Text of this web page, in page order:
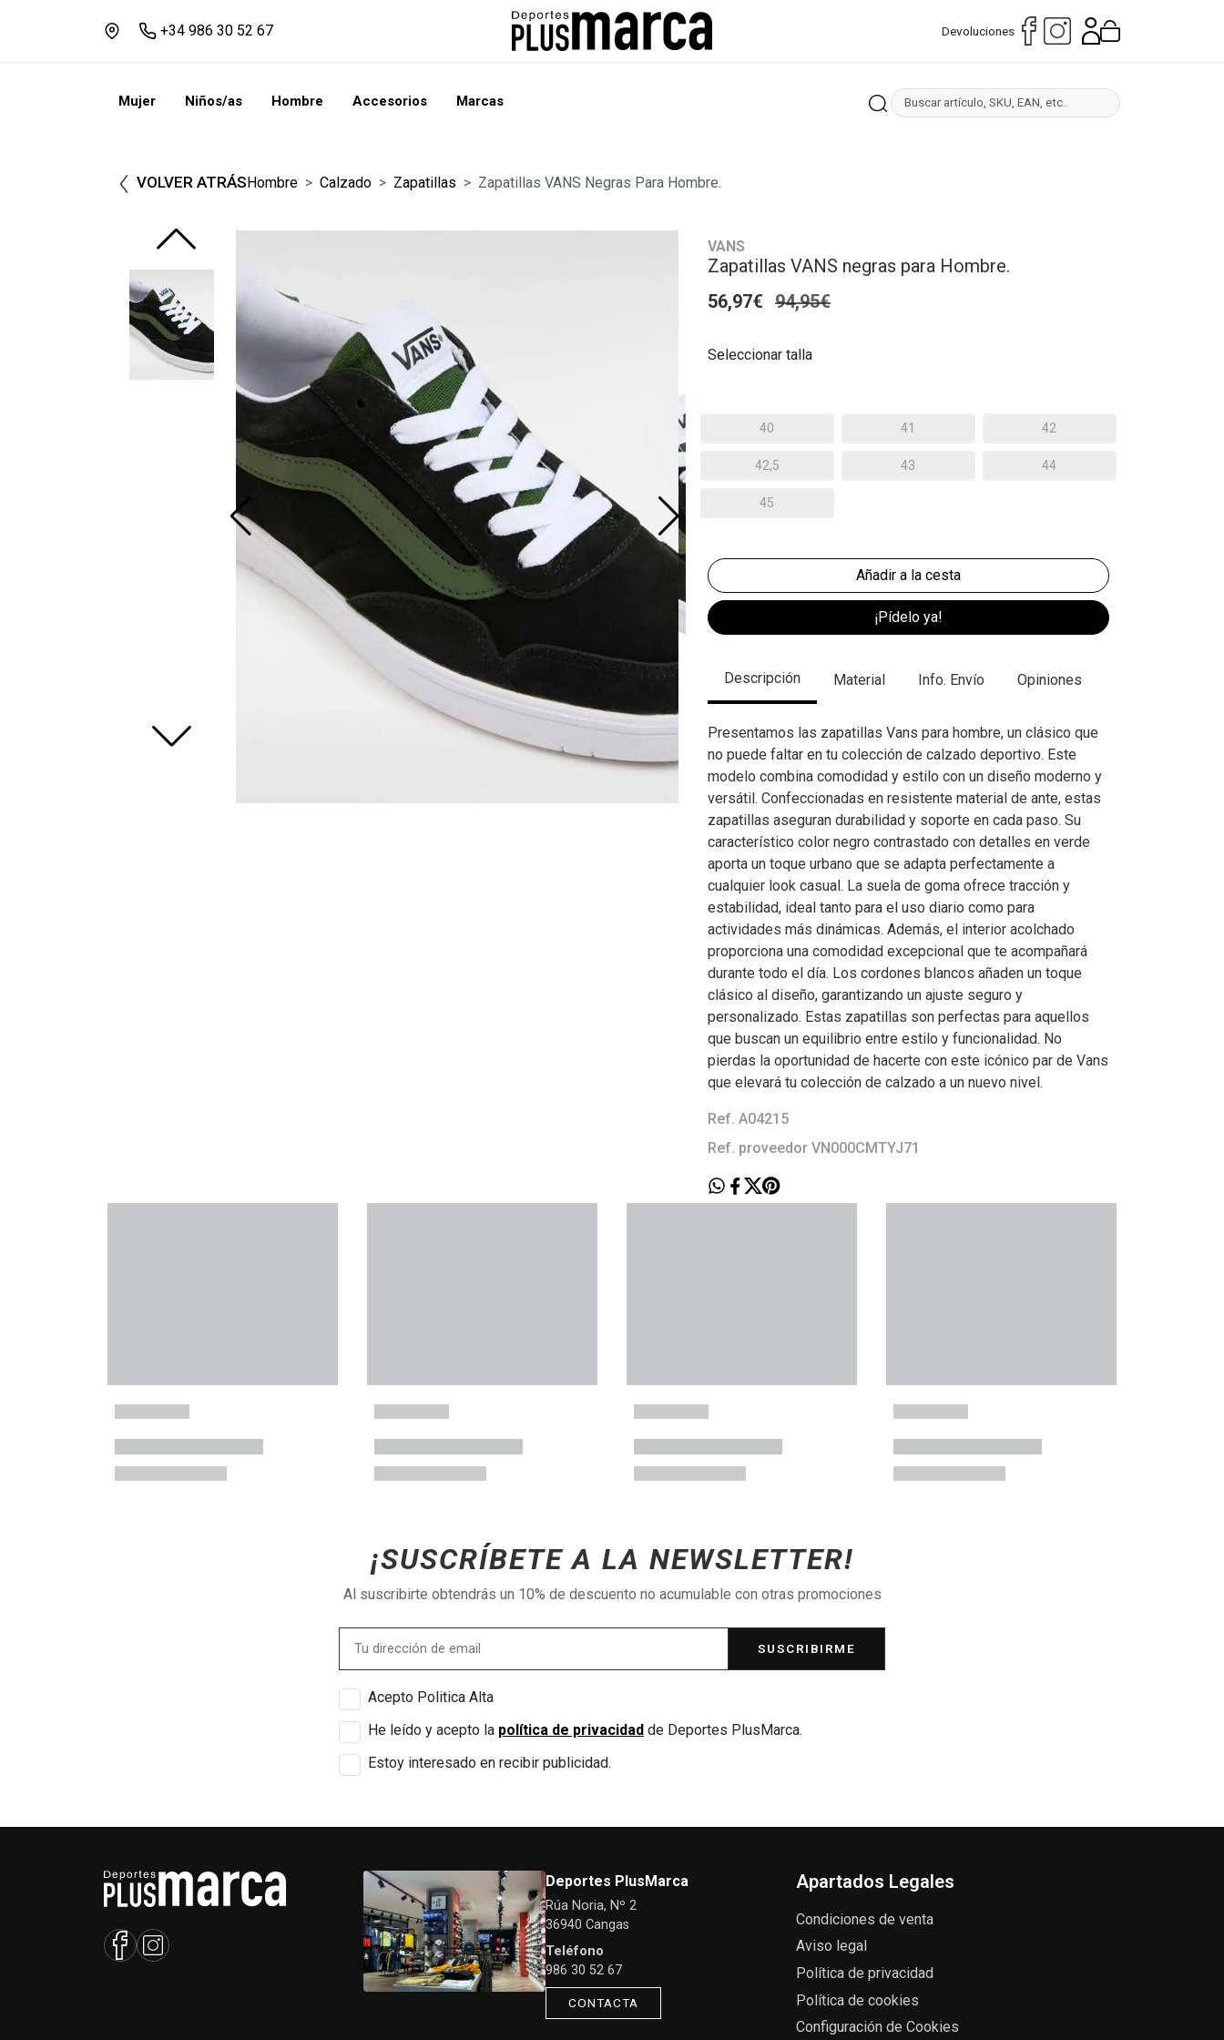
+34 986 30 52 67 Devoluciones
Mujer Niños/as Hombre Accesorios Marcas
VOLVER ATRÁSHombre Calzado Zapatillas Zapatillas VANS Negras Para Hombre.
VANS
Zapatillas VANS negras para Hombre.
56,97€ 94,95€
Seleccionar talla
40 41 42
42,5 43 44
45
¡Pídelo ya!
Descripción Material Info. Envío Opiniones
Presentamos las zapatillas Vans para hombre, un clásico que
no puede faltar en tu colección de calzado deportivo. Este
modelo combina comodidad y estilo con un diseño moderno y
versátil. Confeccionadas en resistente material de ante, estas
zapatillas aseguran durabilidad y soporte en cada paso. Su
característico color negro contrastado con detalles en verde
aporta un toque urbano que se adapta perfectamente a
cualquier look casual. La suela de goma ofrece tracción y
estabilidad, ideal tanto para el uso diario como para
actividades más dinámicas. Además, el interior acolchado
proporciona una comodidad excepcional que te acompañará
durante todo el día. Los cordones blancos añaden un toque
clásico al diseño, garantizando un ajuste seguro y
personalizado. Estas zapatillas son perfectas para aquellos
que buscan un equilibrio entre estilo y funcionalidad. No
pierdas la oportunidad de hacerte con este icónico par de Vans
que elevará tu colección de calzado a un nuevo nivel.
Ref. A04215
Ref. proveedor VN000CMTYJ71
¡SUSCRÍBETE A LA NEWSLETTER!
Al suscribirte obtendrás un 10% de descuento no acumulable con otras promociones
SUSCRIBIRME
Acepto Politica Alta
He leído y acepto la política de privacidad de Deportes PlusMarca.
Estoy interesado en recibir publicidad.
Deportes PlusMarca
Rúa Noria, Nº 2
36940 Cangas
Teléfono
986 30 52 67
CONTACTA
Apartados Legales
Condiciones de venta
Aviso legal
Política de privacidad
Política de cookies
Configuración de Cookies